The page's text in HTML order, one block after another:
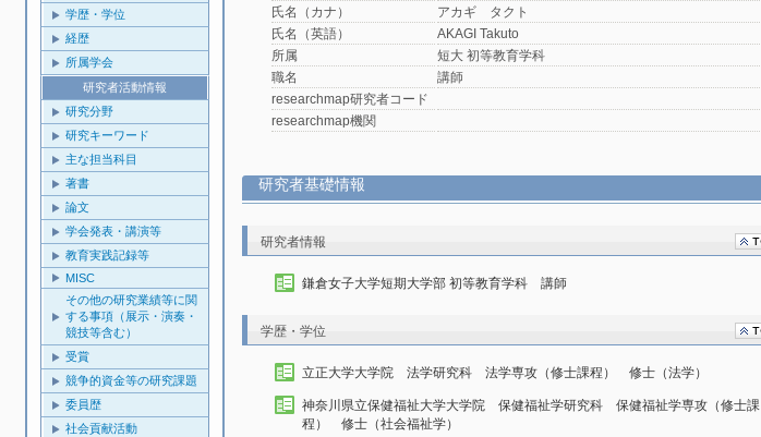
学歴・学位
経歴
所属学会
研究者活動情報
研究分野
研究キーワード
主な担当科目
著書
論文
学会発表・講演等
教育実践記録等
MISC
その他の研究業績等に関
する事項（展示・演奏・
競技等含む）
受賞
競争的資金等の研究課題
委員歴
社会貢献活動
氏名（カナ）
アカギ タクト
氏名（英語）
AKAGI Takuto
所属
短大 初等教育学科
職名
講師
researchmap研究者コード
researchmap機関
研究者基礎情報
研究者情報
鎌倉女子大学短期大学部 初等教育学科 講師
学歴・学位
立正大学大学院 法学研究科 法学専攻（修士課程） 修士（法学）
神奈川県立保健福祉大学大学院 保健福祉学研究科 保健福祉学専攻（修士課
程） 修士（社会福祉学）